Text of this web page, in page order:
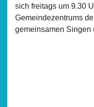
sich freitags um 9.30
Gemeindezentrums
gemeinsamen Singen